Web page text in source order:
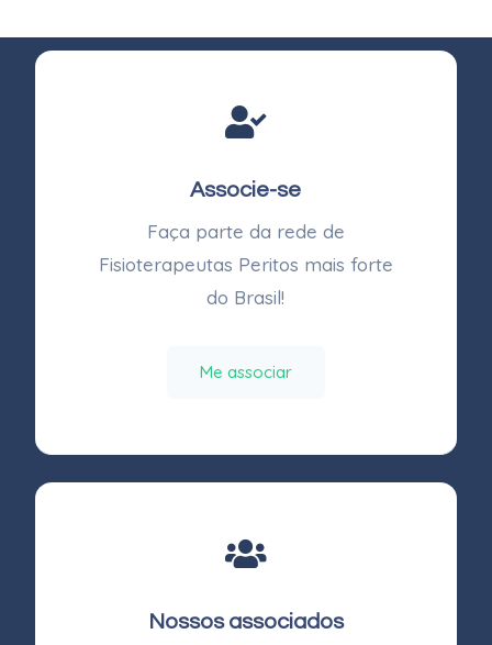
Associe-se
Faça parte da rede de
Fisioterapeutas Peritos mais forte
do Brasil!
Me associar
Nossos associados